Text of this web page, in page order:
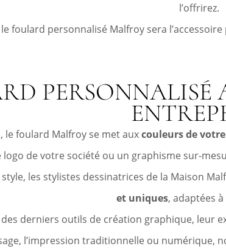
l’offrirez.
foulard personnalisé Malfroy sera
PERSONNALISÉ
le foulard Malfroy se met auxcouleurs de
logo de votre société ou un graphisme sur-
les stylistes dessinatrices de la Maison
et uniques, adaptées
derniers outils de création graphique, leur
l’impression traditionnelle ou